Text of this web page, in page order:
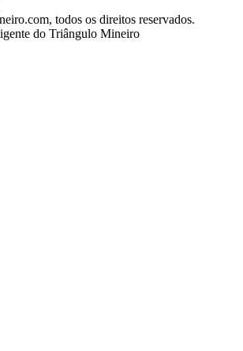
todos os direitos reservados.
do Triângulo Mineiro